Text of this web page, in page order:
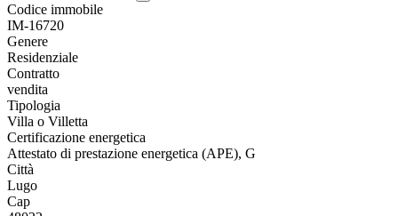
Codice immobile
IM-16720
Genere
Residenziale
Contratto
vendita
Tipologia
Villa o Villetta
Certificazione energetica
Attestato di prestazione energetica (APE), G
Città
Lugo
Cap